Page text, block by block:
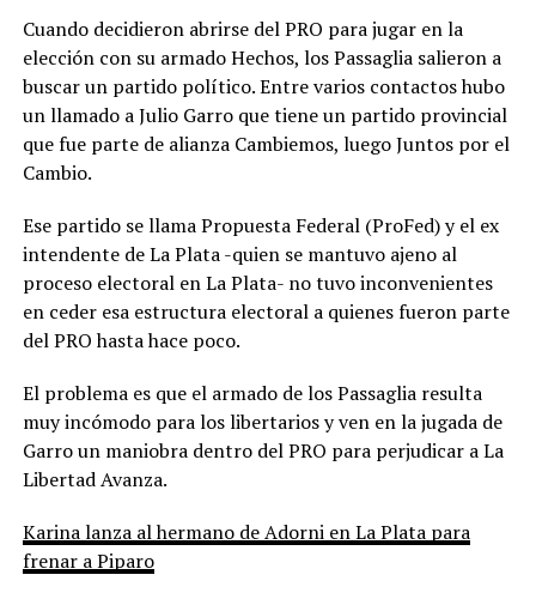
Cuando decidieron abrirse del PRO para jugar en la
elección con su armado Hechos, los Passaglia salieron a
buscar un partido político. Entre varios contactos hubo
un llamado a Julio Garro que tiene un partido provincial
que fue parte de alianza Cambiemos, luego Juntos por el
Cambio.
Ese partido se llama Propuesta Federal (ProFed) y el ex
intendente de La Plata -quien se mantuvo ajeno al
proceso electoral en La Plata- no tuvo inconvenientes
en ceder esa estructura electoral a quienes fueron parte
del PRO hasta hace poco.
El problema es que el armado de los Passaglia resulta
muy incómodo para los libertarios y ven en la jugada de
Garro un maniobra dentro del PRO para perjudicar a La
Libertad Avanza.
Karina lanza al hermano de Adorni en La Plata para
frenar a Piparo